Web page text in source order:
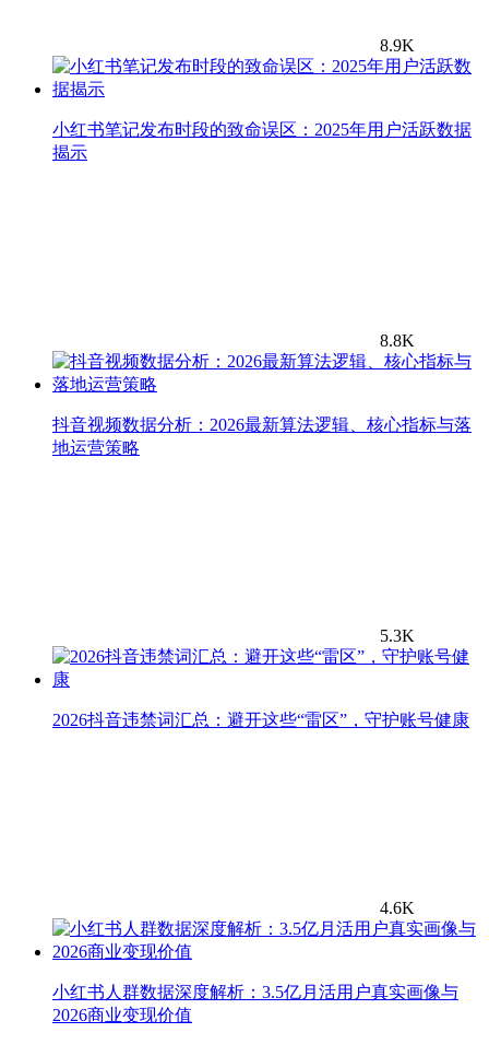
8.9K
小红书笔记发布时段的致命误区：2025年用户活跃数据
揭示
8.8K
抖音视频数据分析：2026最新算法逻辑、核心指标与落
地运营策略
5.3K
2026抖音违禁词汇总：避开这些“雷区”，守护账号健康
4.6K
小红书人群数据深度解析：3.5亿月活用户真实画像与
2026商业变现价值